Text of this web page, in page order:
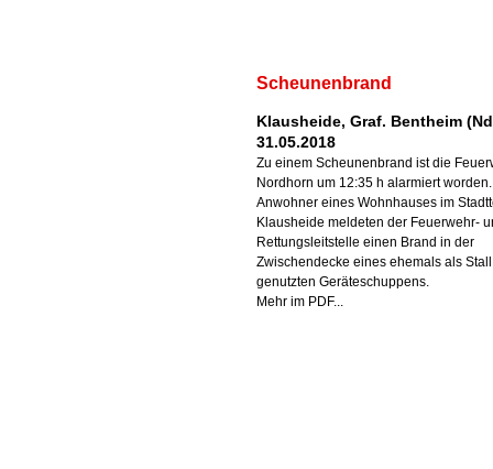
Scheunenbrand
Klausheide, Graf. Bentheim
31.05.2018
Zu einem Scheunenbrand ist die
Nordhorn um 12:35 h alarmiert worden.
Anwohner eines Wohnhauses im
Klausheide meldeten der Feuerwehr-
Rettungsleitstelle einen Brand in der
Zwischendecke eines ehemals als Stall
genutzten Geräteschuppens.
Mehr im PDF...